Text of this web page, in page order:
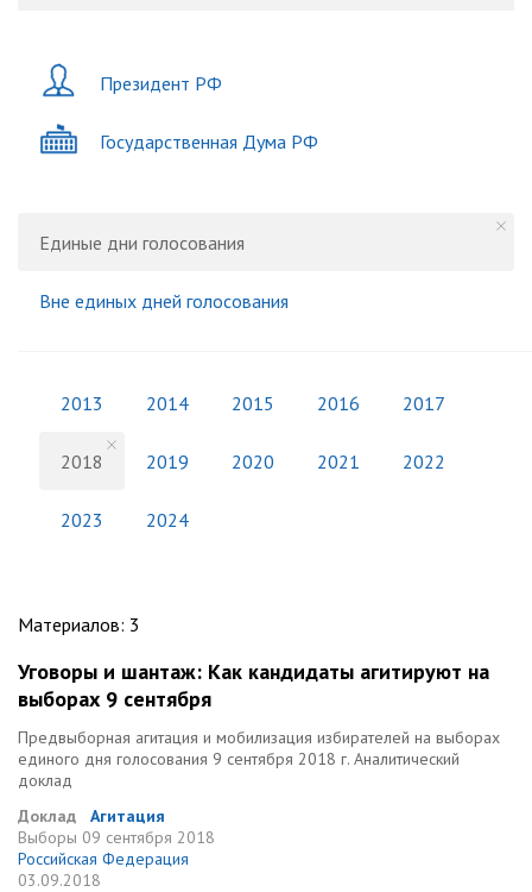
Президент РФ
Государственная Дума РФ
Единые дни голосования
Вне единых дней голосования
2013 2014 2015 2016 2017
2018 2019 2020 2021 2022
2023 2024
Материалов: 3
Уговоры и шантаж: Как кандидаты агитируют на
выборах 9 сентября
Предвыборная агитация и мобилизация избирателей на выборах
единого дня голосования 9 сентября 2018 г. Аналитический
доклад
Доклад
Агитация
Выборы 09 сентября 2018
Российская Федерация
03.09.2018